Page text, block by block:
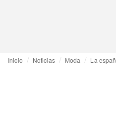
Inicio Noticias Moda